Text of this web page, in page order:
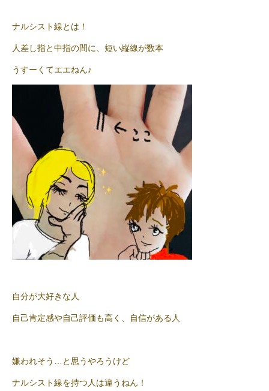
ナルシスト線とは！
人差し指と中指の間に、短い縦線が数本
うすーくてエエねん♪
自分が大好きな人
自己肯定感や自己評価も高く、自信がある人
嫌われそう…と思うやろうけど
ナルシスト線を持つ人は違うねん！